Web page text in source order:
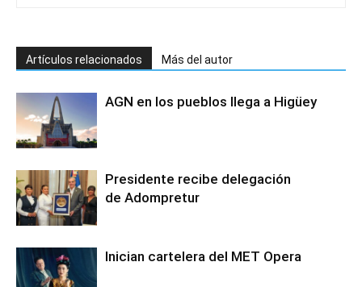
Artículos relacionados Más del autor
AGN en los pueblos llega a Higüey
Presidente recibe delegación
de Adompretur
Inician cartelera del MET Opera